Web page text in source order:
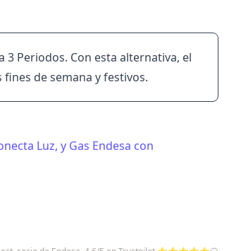
3 Periodos. Con esta alternativa, el
de semana y festivos.
Luz, y Gas Endesa con